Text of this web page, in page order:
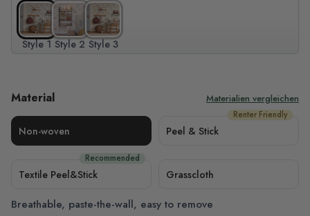
Style 1 Style 2 Style 3
Material Materialien vergleichen
Non-woven
Renter Friendly
Peel & Stick
Recommended
Textile Peel&Stick Grasscloth
Breathable, paste-the-wall, easy to remove